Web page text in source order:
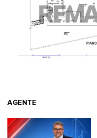
AGENTE